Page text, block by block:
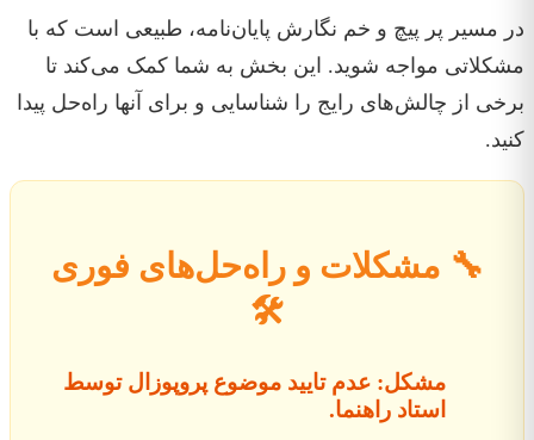
در مسیر پر پیچ و خم نگارش پایان‌نامه، طبیعی است که با
مشکلاتی مواجه شوید. این بخش به شما کمک می‌کند تا
برخی از چالش‌های رایج را شناسایی و برای آنها راه‌حل پیدا
کنید.
🔧 مشکلات و راه‌حل‌های فوری
🛠️
مشکل: عدم تایید موضوع پروپوزال توسط
استاد راهنما.